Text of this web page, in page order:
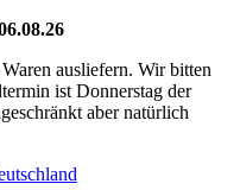
ausliefern. Wir bitten
ist Donnerstag der
aber natürlich